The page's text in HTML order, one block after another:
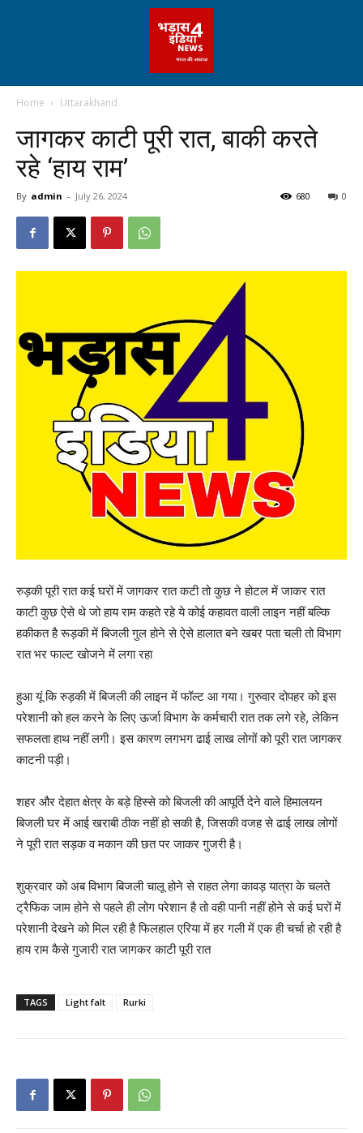
Home Uttarakhand
जागकर काटी पूरी रात, बाकी करते
रहे ‘हाय राम’
By admin - July 26, 2024 0
680
रुड़की पूरी रात कई घरों में जागकर रात कटी तो कुछ ने होटल में जाकर रात
काटी कुछ ऐसे थे जो हाय राम कहते रहे ये कोई कहावत वाली लाइन नहीं बल्कि
हकीकत है रूड़की में बिजली गुल होने से ऐसे हालात बने खबर पता चली तो विभाग
रात भर फाल्ट खोजने में लगा रहा
हुआ यूं कि रुड़की में बिजली की लाइन में फॉल्‍ट आ गया। गुरुवार दोपहर को इस
परेशानी को हल करने के लिए ऊर्जा विभाग के कर्मचारी रात तक लगे रहे, लेकिन
सफलता हाथ नहीं लगी। इस कारण लगभग ढाई लाख लोगों को पूरी रात जागकर
काटनी पड़ी।
शहर और देहात क्षेत्र के बड़े हिस्से को बिजली की आपूर्ति देने वाले हिमालयन
बिजली घर में आई खराबी ठीक नहीं हो सकी है, जिसकी वजह से ढाई लाख लोगों
ने पूरी रात सड़क व मकान की छत पर जाकर गुजरी है।
शुक्रवार को अब विभाग बिजली चालू होने से राहत लेगा कावड़ यात्रा के चलते
ट्रैफिक जाम होने से पहले ही लोग परेशान है तो वही पानी नहीं होने से कई घरों में
परेशानी देखने को मिल रही है फिलहाल एरिया में हर गली में एक ही चर्चा हो रही है
हाय राम कैसे गुजारी रात जागकर काटी पूरी रात
TAGS Light falt Rurki